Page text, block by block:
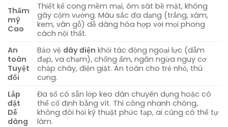
Thẩm
mỹ
Cao
Thiết kế cong mềm mại, ôm sát bề mặt, không
gây cộm vướng. Màu sắc đa dạng (trắng, xám,
kem, vân gỗ) dễ dàng hòa hợp với mọi phong
cách nội thất.
An
toàn
Tuyệt
đối
Bảo vệ dây điện khỏi tác động ngoại lực (dẫm
đạp, va chạm), chống ẩm, ngăn ngừa nguy cơ
chập cháy, điện giật. An toàn cho trẻ nhỏ, thú
cưng.
Lắp
đặt
Dễ
dàng
Đa số có sẵn lớp keo dán chuyên dụng hoặc có
thể cố định bằng vít. Thi công nhanh chóng,
không đòi hỏi kỹ thuật phức tạp, ai cũng có thể tự
làm.